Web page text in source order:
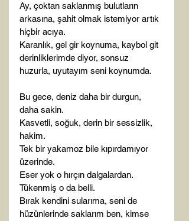
Ay, çoktan saklanmış bulutların
arkasına, şahit olmak istemiyor artık
hiçbir acıya.
Karanlık, gel gir koynuma, kaybol git
derinliklerimde diyor, sonsuz
huzurla, uyutayım seni koynumda.
Bu gece, deniz daha bir durgun,
daha sakin.
Kasvetli, soğuk, derin bir sessizlik,
hakim.
Tek bir yakamoz bile kıpırdamıyor
üzerinde.
Eser yok o hırçın dalgalardan.
Tükenmiş o da belli.
Bırak kendini sularıma, seni de
hüzünlerinde saklarım ben, kimse